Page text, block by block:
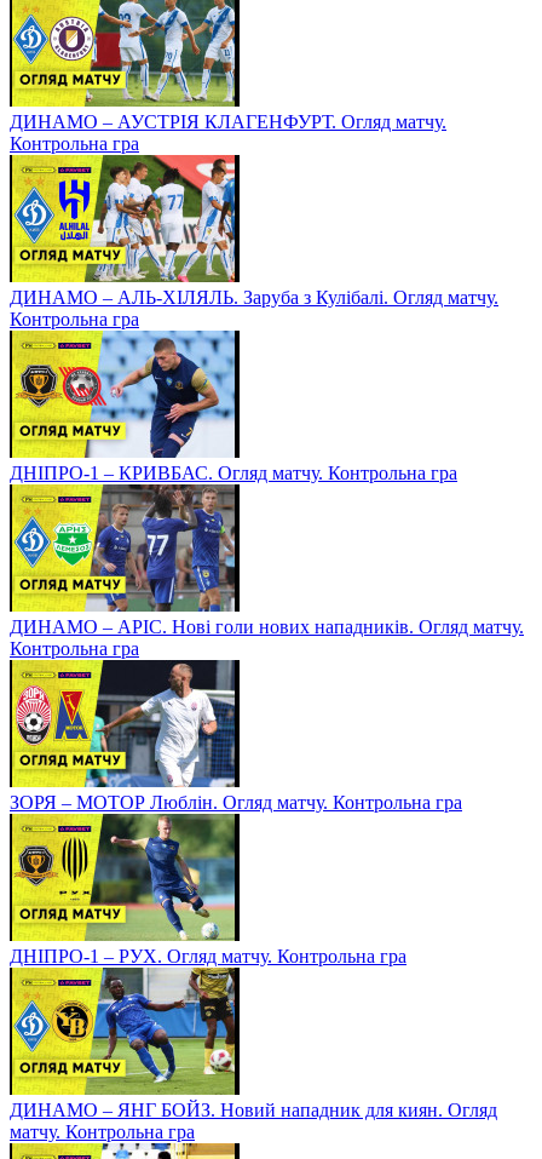
ДИНАМО – АУСТРІЯ КЛАГЕНФУРТ. Огляд матчу.
Контрольна гра
ДИНАМО – АЛЬ-ХІЛЯЛЬ. Заруба з Кулібалі. Огляд матчу.
Контрольна гра
ДНІПРО-1 – КРИВБАС. Огляд матчу. Контрольна гра
ДИНАМО – АРІС. Нові голи нових нападників. Огляд матчу.
Контрольна гра
ЗОРЯ – МОТОР Люблін. Огляд матчу. Контрольна гра
ДНІПРО-1 – РУХ. Огляд матчу. Контрольна гра
ДИНАМО – ЯНГ БОЙЗ. Новий нападник для киян. Огляд
матчу. Контрольна гра